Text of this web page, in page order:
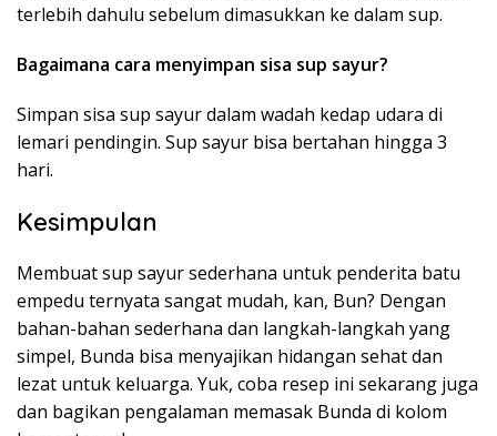
terlebih dahulu sebelum dimasukkan ke dalam sup.
Bagaimana cara menyimpan sisa sup sayur?
Simpan sisa sup sayur dalam wadah kedap udara di
lemari pendingin. Sup sayur bisa bertahan hingga 3
hari.
Kesimpulan
Membuat sup sayur sederhana untuk penderita batu
empedu ternyata sangat mudah, kan, Bun? Dengan
bahan-bahan sederhana dan langkah-langkah yang
simpel, Bunda bisa menyajikan hidangan sehat dan
lezat untuk keluarga. Yuk, coba resep ini sekarang juga
dan bagikan pengalaman memasak Bunda di kolom